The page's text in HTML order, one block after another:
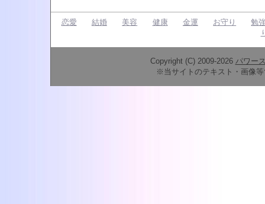
恋愛 結婚 美容 健康 金運 お守り
勉
Copyright (C) 2009-2026 パワー
※当サイトのテキスト・画像